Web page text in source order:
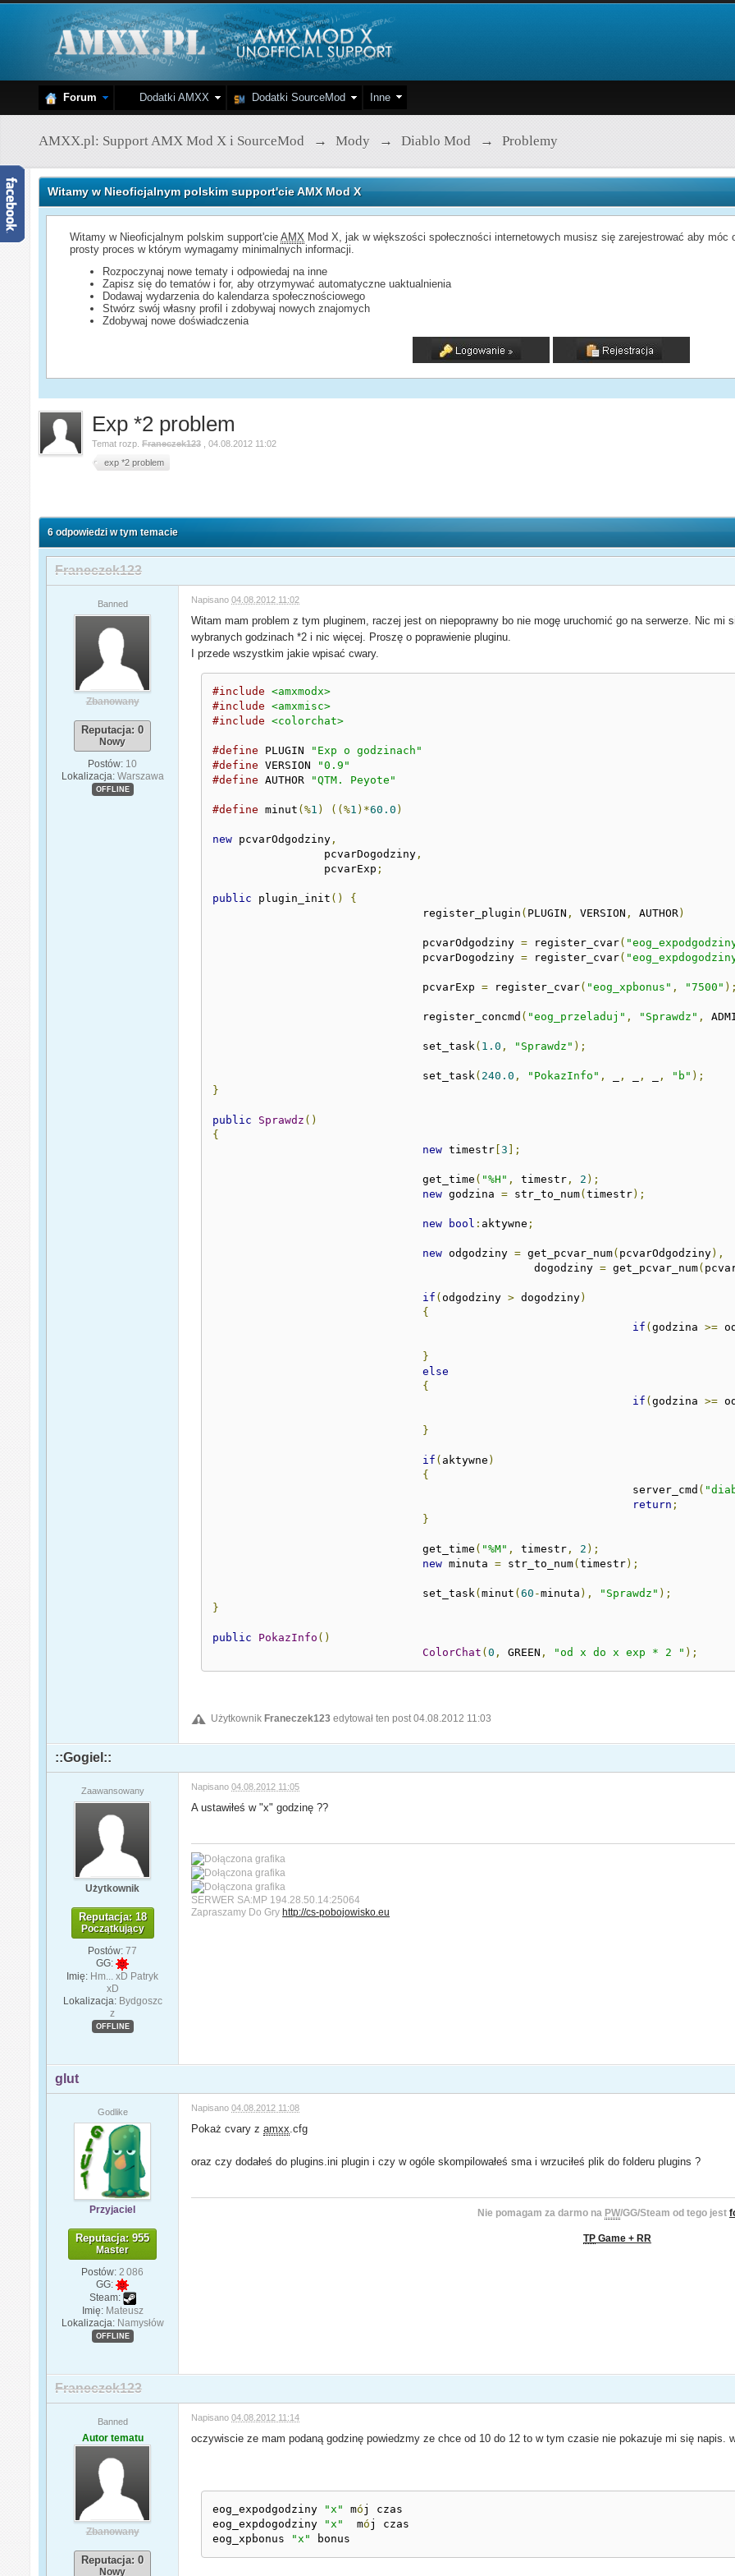
Forum Dodatki AMXX Dodatki SourceMod Inne
AMXX.pl: Support AMX Mod X i SourceMod → Mody → Diablo Mod → Problemy
Witamy w Nieoficjalnym polskim support'cie AMX Mod X
Witamy w Nieoficjalnym polskim support'cieAMX Mod X, jak w większości społeczności internetowych musisz się zarejestrować aby
prosty proces w którym wymagamy minimalnych informacji.
Rozpoczynaj nowe tematy i odpowiedaj na inne
Zapisz się do tematów i for, aby otrzymywać automatyczne uaktualnienia
Dodawaj wydarzenia do kalendarza społecznościowego
Stwórz swój własny profil i zdobywaj nowych znajomych
Zdobywaj nowe doświadczenia
Exp *2 problem
Temat rozp.Franeczek123 ,04.08.2012 11:02
exp *2 problem
6 odpowiedzi w tym temacie
Franeczek123
Banned
Zbanowany
Reputacja: 0
Nowy
Postów: 10
Lokalizacja: Warszawa
OFFLINE
Napisano04.08.2012 11:02
Witam mam problem z tym pluginem, raczej jest on niepoprawny bo nie mogę uruchomić go na serwerze. Nic mi
wybranych godzinach *2 i nic więcej. Proszę o poprawienie pluginu.
I przede wszystkim jakie wpisać cwary.
#include
<amxmodx>
#include
<amxmisc>
#include
<colorchat>
#define PLUGIN
"Exp o godzinach"
#define VERSION
"0.9"
#define AUTHOR "QTM. Peyote"
#define minut (%1 ) ((%1 )*60.0 )
new pcvarOdgodziny ,
		 pcvarDogodziny
,
		 pcvarExp
;
public plugin_init ()
{
				register_plugin
( PLUGIN , VERSION , AUTHOR)
				pcvarOdgodziny
= register_cvar(
				pcvarDogodziny
= register_cvar(
				pcvarExp
= register_cvar( "eog_xpbonus" , "7500"
				register_concmd
( "eog_przeladuj" , "Sprawdz" ,
				set_task
( 1.0 , "Sprawdz" );
				set_task
( 240.0 , "PokazInfo" , , , , "b" );
}
public Sprawdz ()
{
new timestr [3 ];
				get_time
( "%H" , timestr , 2 );
new godzina = str_to_num(timestr);
new bool : aktywne ;
new odgodziny = get_pcvar_num( pcvarOdgodziny),
						 dogodziny
= get_pcvar_num(
if (odgodziny > dogodziny)
{
if (godzina >=
}
else
{
if (godzina >=
}
if ( aktywne )
{
								server_cmd
(
return ;
}
				get_time
( "%M" , timestr , 2 );
new minuta = str_to_num(timestr);
				set_task
(minut (60 -minuta ), "Sprawdz" );
}
public PokazInfo ()
ColorChat (0 , GREEN , "od x do x exp * 2 " );
UżytkownikFraneczek123 edytował ten post 04.08.2012 11:03
::Gogiel::
Zaawansowany
Użytkownik
Reputacja: 18
Początkujący
Postów: 77
GG:
Imię: Hm... xD Patryk
xD
Lokalizacja: Bydgoszc
z
OFFLINE
Napisano04.08.2012 11:05
A ustawiłeś w "x" godzinę ??
SERWER SA:MP 194.28.50.14:25064
Zapraszamy Do Gry http://cs-pobojowisko.eu
glut
Godlike
Przyjaciel
Reputacja: 955
Master
Postów: 2 086
GG:
Steam:
Imię: Mateusz
Lokalizacja: Namysłów
OFFLINE
Napisano04.08.2012 11:08
Pokaż cvary zamxx .cfg
oraz czy dodałeś do plugins.ini plugin i czy w ogóle skompilowałeś sma i wrzuciłeś plik do folderu plugins ?
Nie pomagam za darmo na PW/GG/Steam od tego jest
TP Game + RR
Franeczek123
Banned
Autor tematu
Zbanowany
Reputacja: 0
Nowy
Napisano04.08.2012 11:14
oczywiscie ze mam podaną godzinę powiedzmy ze chce od 10 do 12 to w tym czasie nie pokazuje mi się napis.
eog_expodgodziny "x" mój czas
eog_expdogodziny
"x"
  m
ój czas
eog_xpbonus
"x" bonus